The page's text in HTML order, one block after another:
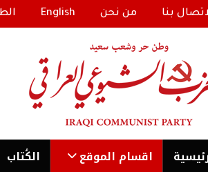
بنا من نحن English
اقسام الموقع الكُتاب